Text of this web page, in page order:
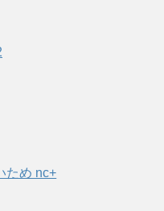
ため nc+